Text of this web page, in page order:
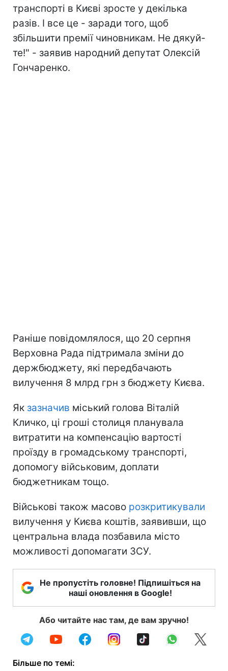
транспорті в Києві зросте у декілька
разів. І все це - заради того, щоб
збільшити премії чиновникам. Не дякуй-
те!" - заявив народний депутат Олексій
Гончаренко.
Раніше повідомлялося, що 20 серпня
Верховна Рада підтримала зміни до
держбюджету, які передбачають
вилучення 8 млрд грн з бюджету Києва.
Як зазначив міський голова Віталій
Кличко, ці гроші столиця планувала
витратити на компенсацію вартості
проїзду в громадському транспорті,
допомогу військовим, доплати
бюджетникам тощо.
Військові також масово розкритикували
вилучення у Києва коштів, заявивши, що
центральна влада позбавила місто
можливості допомагати ЗСУ.
Не пропустіть головне! Підпишіться на
наші оновлення в Google!
Або читайте нас там, де вам зручно!
Більше по темі: